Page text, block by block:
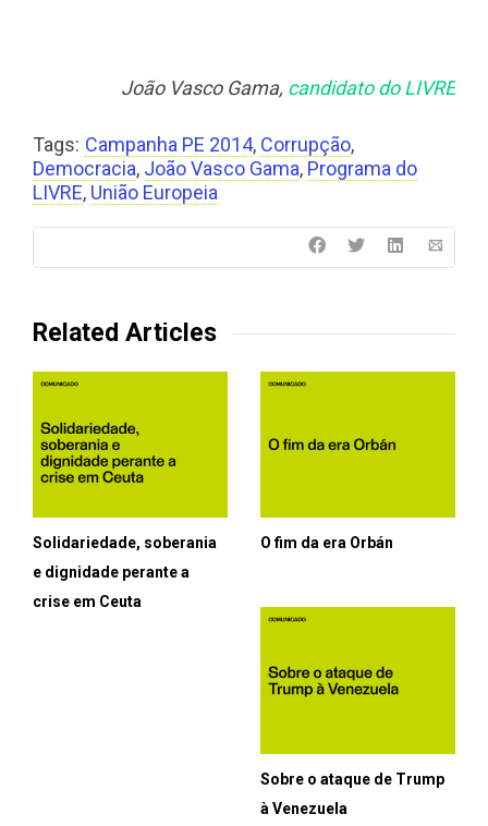
João Vasco Gama, candidato do LIVRE
Tags: Campanha PE 2014, Corrupção,
Democracia, João Vasco Gama, Programa do
LIVRE, União Europeia
Related Articles
Solidariedade, soberania
e dignidade perante a
crise em Ceuta
O fim da era Orbán
Sobre o ataque de Trump
à Venezuela